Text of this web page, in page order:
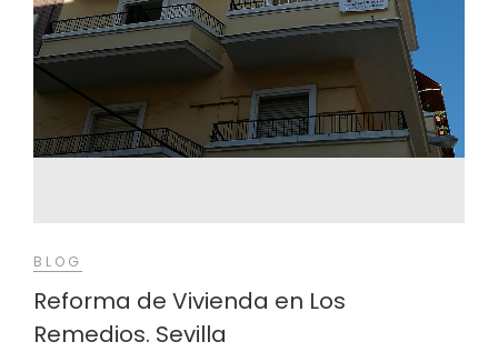
BLOG
Reforma de Vivienda en Los
Remedios. Sevilla